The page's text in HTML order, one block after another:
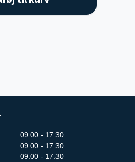
09.00 - 17.30
09.00 - 17.30
09.00 - 17.30